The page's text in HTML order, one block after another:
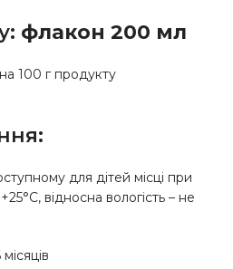
флакон 200 мл
100 г продукту
для дітей місці при
відносна вологість – не